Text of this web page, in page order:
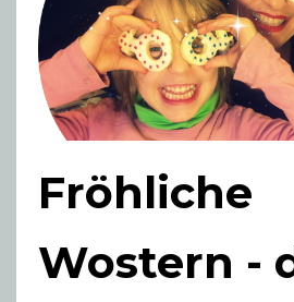
Fröhliche
Wostern -